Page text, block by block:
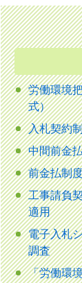
労働環境
式）
入札契約
中間前金
前金払制
工事請負
適用
電子入札
調査
「労働環